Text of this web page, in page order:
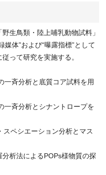
生鳥類・陸上哺乳動物試料」
体”および“曝露指標”として
って研究を実施する。
一斉分析と底質コア試料を用
一斉分析とシナントロープを
ペシエーション分析とマス
析法によるPOPs様物質の探